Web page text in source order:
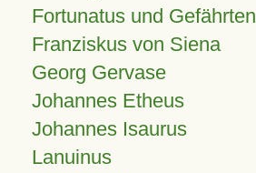
Fortunatus und Gefährten
Franziskus von Siena
Georg Gervase
Johannes Etheus
Johannes Isaurus
Lanuinus